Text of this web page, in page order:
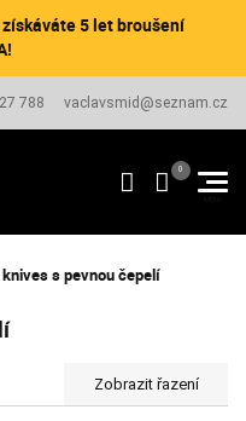
5 let broušení
788 vaclavsmid@seznam.cz
s pevnou čepelí